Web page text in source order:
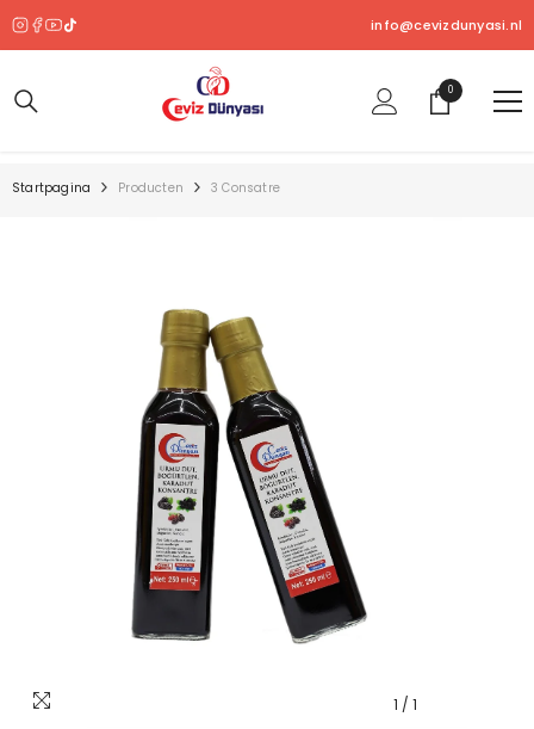
info@cevizdunyasi.nl
00
product
Startpagina Producten 3 Consatre
1 / 1